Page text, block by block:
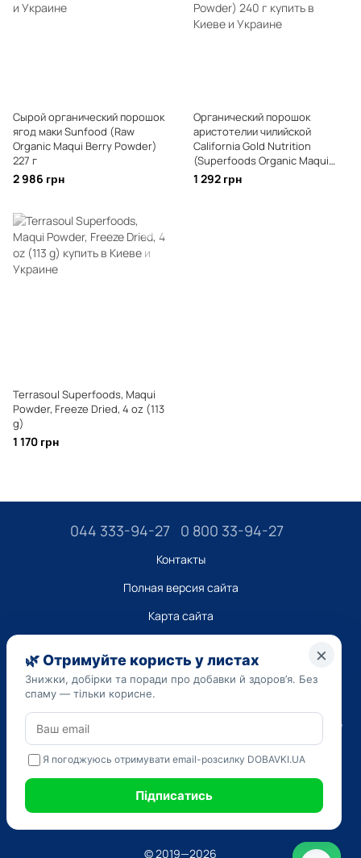
Сырой органический порошок
ягод маки Sunfood (Raw
Organic Maqui Berry Powder)
227 г
2 986 грн
Органический порошок
аристотелии чилийской
California Gold Nutrition
(Superfoods Organic Maqui
Powder) 240 г
1 292 грн
Terrasoul Superfoods, Maqui
Powder, Freeze Dried, 4 oz (113
g)
1 170 грн
044 333-94-27 0 800 33-94-27
Контакты
Полная версия сайта
Карта сайта
Код ЄДРПОУ 45223262
Дата регистрации 14.09.2023
Приведенная на сайте dobavki.ua информация носит
исключительно ознакомительный характер. Не используйте
нашу информацию для диагностики и лечения. Только ваш
Лечащий врач может назначать препараты и составлять
САМОЛЕЧЕНИЕ МОЖЕТ БЫТЬ ВРЕДНЫМ ДЛЯ ВАШЕГО
© 2019—2026